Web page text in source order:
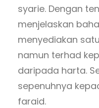
syarie. Dengan
menjelaskan
menyediakan
namun terhad
daripada harta.
sepenuhnya
faraid.